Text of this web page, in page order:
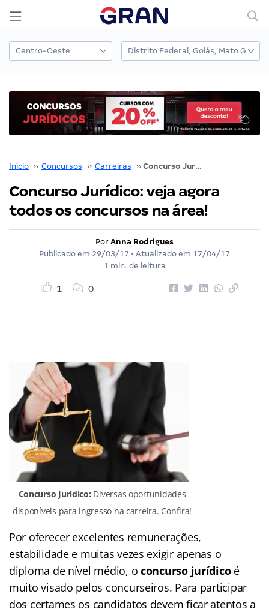
Início ›› Concursos ›› Carreiras ›› Concurso Jurídico: veja agora todos os concursos na área!
Concurso Jurídico: veja agora
todos os concursos na área!
Por Anna Rodrigues
Publicado em 29/03/17 • Atualizado em 17/04/17
1 min. de leitura
1 0
Concurso Jurídico: Diversas oportunidades
disponíveis para ingresso na carreira. Confira!
Por oferecer excelentes remunerações,
estabilidade e muitas vezes exigir apenas o
diploma de nível médio, o concurso jurídicoé
muito visado pelos concurseiros. Para participar
dos certames os candidatos devem ficar atentos a